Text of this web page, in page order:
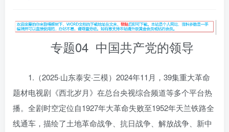
专题04 中国共产党的领导
1.（2025·山东泰安·三模）2024年11月，39集重大革命
题材电视剧《西北岁月》在总台央视综合频道等多个平台热
播。全剧时空定位自1927年大革命失败至1952年天兰铁路全
线通车，描绘了土地革命战争、抗日战争、解放战争、新中